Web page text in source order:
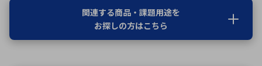
関連する商品・課題用途を
お探しの方はこちら